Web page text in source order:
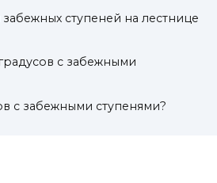
ступеней на лестнице
с забежными
с забежными ступенями?